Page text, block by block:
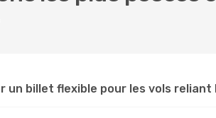
billet flexible pour les vols reliant